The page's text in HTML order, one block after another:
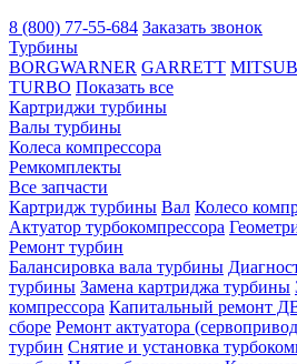
8 (800) 77-55-684 Заказать звонок
Турбины
BORGWARNER GARRETT
TURBO Показать все
Картриджи турбины
Валы турбины
Колеса компрессора
Ремкомплекты
Все запчасти
Картридж турбины Вал Колесо
Актуатор турбокомпрессора
Ремонт турбин
Балансировка вала турбины
турбины Замена картриджа турбины
компрессора Капитальный ремонт
сборе Ремонт актуатора
турбин Снятие и установка